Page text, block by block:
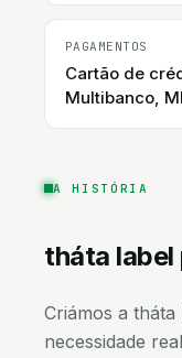
PAGAMENTOS
Cartão de
Multibanco,
A HISTÓRIA
tháta label
Criámos a
necessidade